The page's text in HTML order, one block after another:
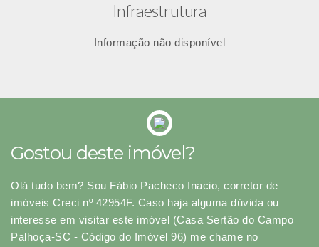
Infraestrutura
Informação não disponível
Gostou deste imóvel?
Olá tudo bem? Sou Fábio Pacheco Inacio, corretor de
imóveis Creci nº 42954F. Caso haja alguma dúvida ou
interesse em visitar este imóvel (Casa Sertão do Campo
Palhoça-SC - Código do Imóvel 96) me chame no